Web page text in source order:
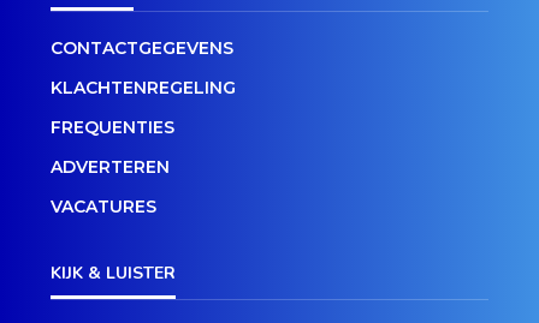
CONTACTGEGEVENS
KLACHTENREGELING
FREQUENTIES
ADVERTEREN
VACATURES
KIJK & LUISTER